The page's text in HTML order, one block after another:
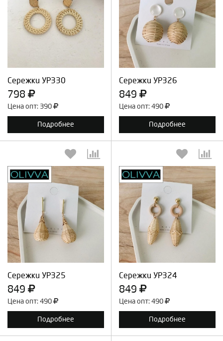
Сережки УР330
798
Цена опт: 390
Подробнее
Выберите количество:
Сережки УР326
849
Цена опт: 490
Подробнее
Выберите количество:
Продолжить
Сережки УР325
849
Цена опт: 490
Подробнее
Выберите количество:
Продолжить
Сережки УР324
849
Цена опт: 490
Подробнее
Выберите количество:
Продолжить